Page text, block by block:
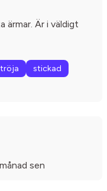
ärmar. Är i väldigt
tröja
stickad
sen